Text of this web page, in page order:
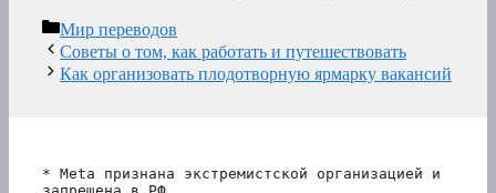
Рубрики
Мир переводов
Советы о том, как работать и путешествовать
Как организовать плодотворную ярмарку вакансий
* Meta признана экстремистской организацией и